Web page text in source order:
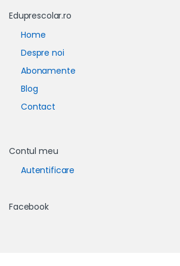
Eduprescolar.ro
Home
Despre noi
Abonamente
Blog
Contact
Contul meu
Autentificare
Facebook